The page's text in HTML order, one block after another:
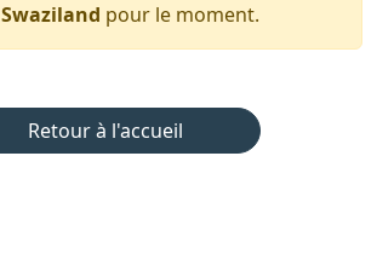
Swaziland pour le moment.
Retour à l'accueil